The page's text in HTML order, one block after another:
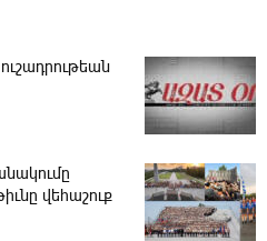
վեհաշուք